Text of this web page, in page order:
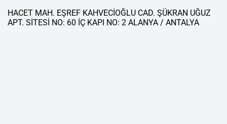
HACET MAH. EŞREF KAHVECİOĞLU CAD. ŞÜKRAN UĞUZ
APT. SİTESİ NO: 60 İÇ KAPI NO: 2 ALANYA / ANTALYA